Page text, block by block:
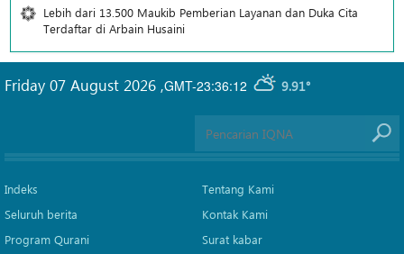
Lebih dari 13.500 Maukib Pemberian Layanan dan Duka Cita
Terdaftar di Arbain Husaini
GMT-23:36:12 9.91°
Friday 07 August 2026 ,
Indeks
Seluruh berita
Program Qurani
Tentang Kami
Kontak Kami
Surat kabar